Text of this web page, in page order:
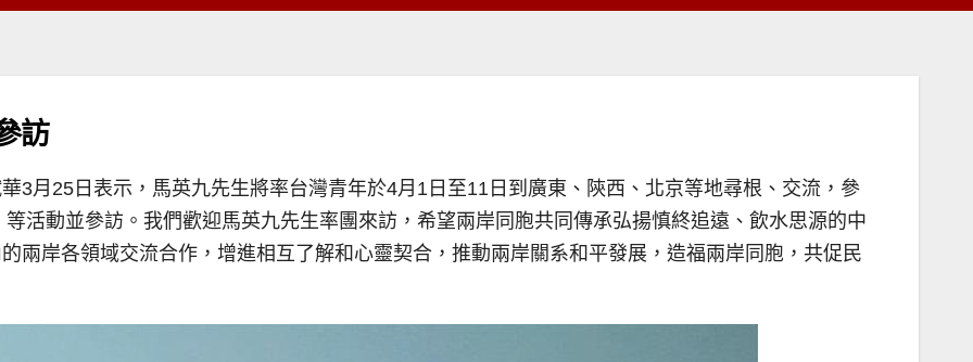
訪
3月25日表示，馬英九先生將率台灣青年於4月1日至11日到廣東、陝西、北京等地尋根、交流，參
活動並參訪。我們歡迎馬英九先生率團來訪，希望兩岸同胞共同傳承弘揚慎終追遠、飲水思源的中
兩岸各領域交流合作，增進相互了解和心靈契合，推動兩岸關系和平發展，造福兩岸同胞，共促民